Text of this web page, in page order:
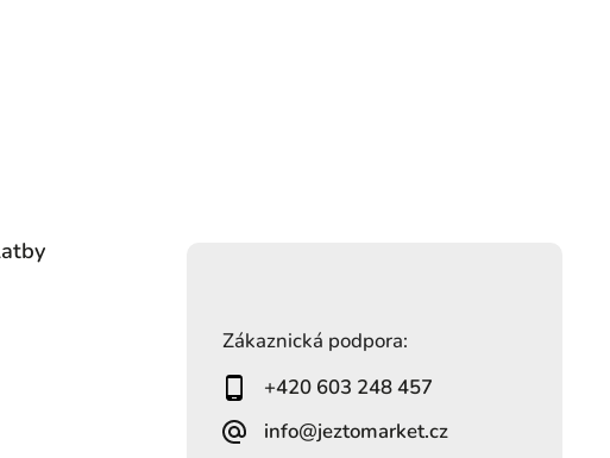
Zákaznická podpora:
+420 603 248 457
info@jeztomarket.cz